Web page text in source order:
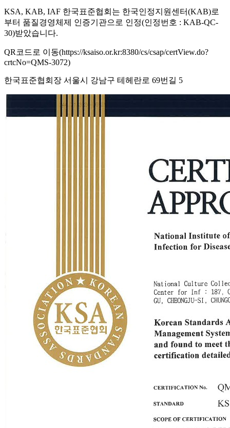
KSA, KAB, IAF 한국표준협회는 한국인정지원센터(KAB)로
부터 품질경영체제 인증기관으로 인정(인정번호 : KAB-QC-
30)받았습니다.
QR코드로 이동(https://ksaiso.or.kr:8380/cs/csap/certView.do?
crtcNo=QMS-3072)
한국표준협회장 서울시 강남구 테헤란로 69번길 5